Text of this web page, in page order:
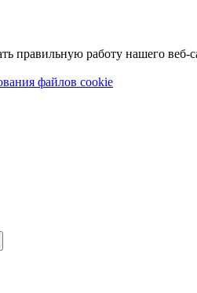
правильную работу нашего веб-
файлов cookie